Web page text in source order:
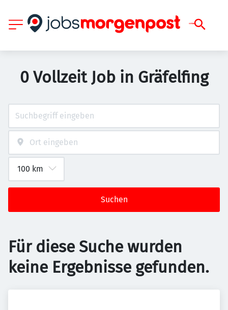
0 Vollzeit Job in Gräfelfing
Suchen
Für diese Suche wurden
keine Ergebnisse gefunden.